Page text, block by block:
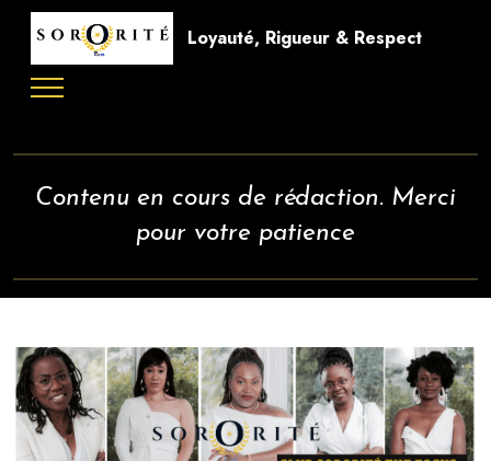
Loyauté, Rigueur & Respect
Contenu en cours de rédaction. Merci
pour votre patience